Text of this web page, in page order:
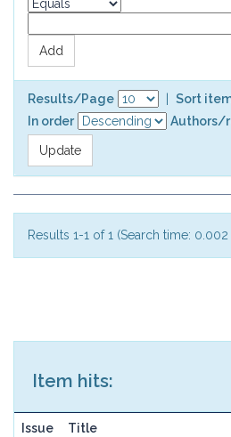
Results/Page
Sort
In order
Authors/
Results 1-1 of 1 (Search time: 0.002
Item hits:
Issue Title